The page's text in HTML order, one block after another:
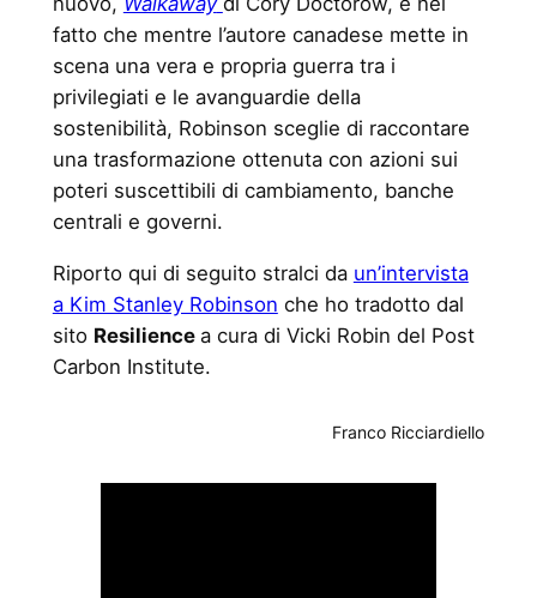
fatto che mentre l’autore canadese mette in
scena una vera e propria guerra tra i
privilegiati e le avanguardie della
sostenibilità, Robinson sceglie di raccontare
una trasformazione ottenuta con azioni sui
poteri suscettibili di cambiamento, banche
centrali e governi.
Riporto qui di seguito stralci da un’intervista
a Kim Stanley Robinson che ho tradotto dal
sito Resilience a cura di Vicki Robin del Post
Carbon Institute.
Franco Ricciardiello